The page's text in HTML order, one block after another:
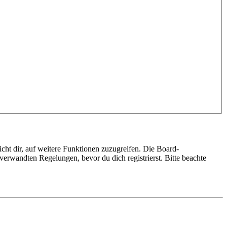
dir, auf weitere Funktionen zuzugreifen. Die Board-
Regelungen, bevor du dich registrierst. Bitte beachte